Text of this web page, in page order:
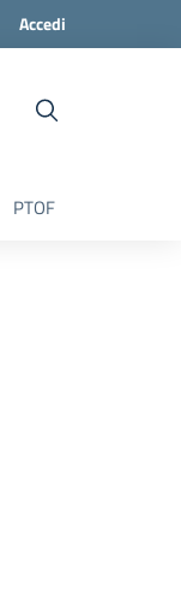
Accedi
PTOF